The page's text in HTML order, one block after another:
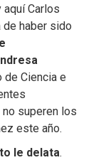
aquí Carlos
haber sido
Ciencia e
superen los
este año.
le delata.